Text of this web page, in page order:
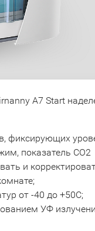
A7 Start
фиксирующих
показатель СО2
и
от -40 до +50С;
УФ